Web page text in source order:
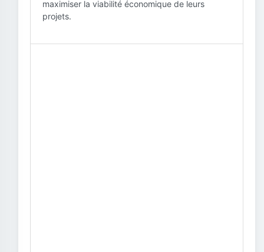
maximiser la viabilité économique de leurs
projets.